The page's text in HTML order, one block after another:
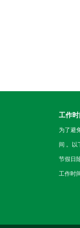
工作时
为了避
间 。以
节假日
工作时